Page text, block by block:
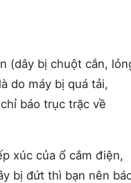
(dây bị chuột cắn,
do máy bị quá tải,
báo trục trặc về
xúc của ổ cắm điện,
bị đứt thì bạn nên